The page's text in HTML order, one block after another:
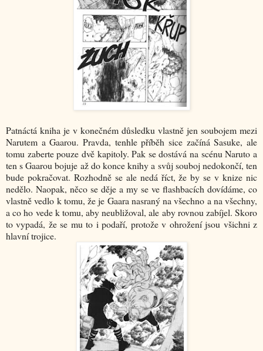
Patnáctá kniha je v konečném důsledku vlastně jen soubojem mezi
Narutem a Gaarou. Pravda, tenhle příběh sice začíná Sasuke, ale
tomu zaberte pouze dvě kapitoly. Pak se dostává na scénu Naruto a
ten s Gaarou bojuje až do konce knihy a svůj souboj nedokončí, ten
bude pokračovat. Rozhodně se ale nedá říct, že by se v knize nic
nedělo. Naopak, něco se děje a my se ve flashbacích dovídáme, co
vlastně vedlo k tomu, že je Gaara nasraný na všechno a na všechny,
a co ho vede k tomu, aby neubližoval, ale aby rovnou zabíjel. Skoro
to vypadá, že se mu to i podaří, protože v ohrožení jsou všichni z
hlavní trojice.